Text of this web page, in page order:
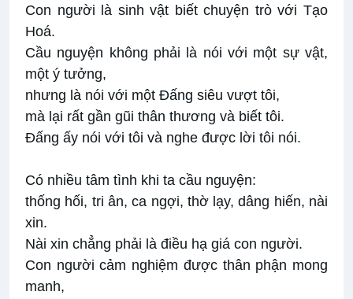
Con người là sinh vật biết chuyện trò với Tạo
Hoá.
Cầu nguyện không phải là nói với một sự vật,
một ý tưởng,
nhưng là nói với một Ðấng siêu vượt tôi,
mà lại rất gần gũi thân thương và biết tôi.
Ðấng ấy nói với tôi và nghe được lời tôi nói.
Có nhiều tâm tình khi ta cầu nguyện:
thống hối, tri ân, ca ngợi, thờ lạy, dâng hiến, nài
xin.
Nài xin chẳng phải là điều hạ giá con người.
Con người cảm nghiệm được thân phận mong
manh,